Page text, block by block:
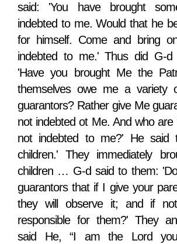
said: 'You have brought
indebted to me. Would that he
for himself. Come and bring
indebted to me.' Thus did G-
'Have you brought Me the
themselves owe me a variety
guarantors? Rather give Me
not indebted ot Me. And who
not indebted to me?' He said
children.' They immediately
children … G-d said to them:
guarantors that if I give your
they will observe it; and if
responsible for them?' They
said He, “I am the Lord